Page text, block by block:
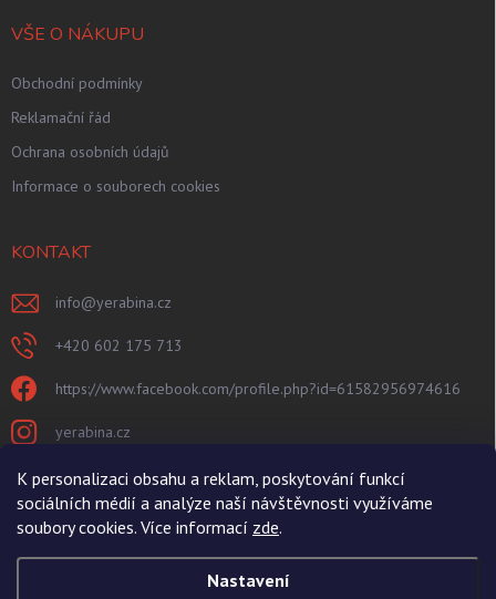
K personalizaci obsahu a reklam, poskytování funkcí
sociálních médií a analýze naší návštěvnosti využíváme
soubory cookies. Více informací zde.
Nastavení
VŠE O NÁKUPU
Obchodní podmínky
Reklamační řád
Ochrana osobních údajů
Informace o souborech cookies
KONTAKT
info@yerabina.cz
+420 602 175 713
https://www.facebook.com/profile.php?id=61582956974616
yerabina.cz
https://www.youtube.com/@Yerabina
@yerabina